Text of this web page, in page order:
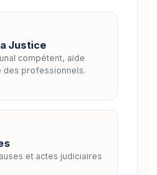
Justice
compétent, aide
des professionnels.
et actes judiciaires